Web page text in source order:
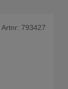
Artnr: 793427